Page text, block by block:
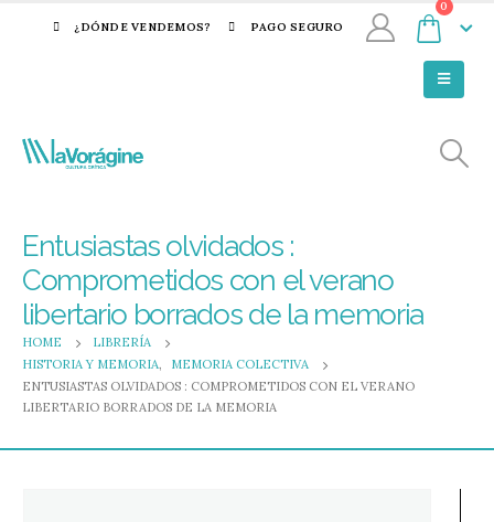
¿DÓNDE VENDEMOS? PAGO SEGURO
0
Entusiastas olvidados :
Comprometidos con el verano
libertario borrados de la memoria
HOME
LIBRERÍA
HISTORIA Y MEMORIA,
MEMORIA COLECTIVA
ENTUSIASTAS OLVIDADOS : COMPROMETIDOS CON EL VERANO
LIBERTARIO BORRADOS DE LA MEMORIA